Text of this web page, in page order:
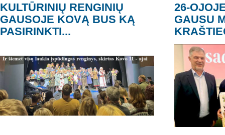
KULTŪRINIŲ RENGINIŲ
GAUSOJE KOVĄ BUS KĄ
PASIRINKTI...
26-
GAUSU